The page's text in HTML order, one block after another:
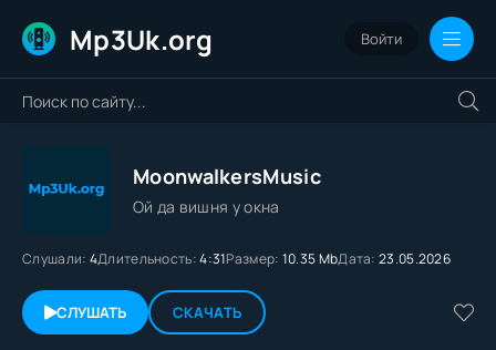
Mp3Uk.org Войти
MoonwalkersMusic
Ой да вишня у окна
Слушали: 4Длительность:4:31Размер: 10.35 MbДата: 23.05.2026
СЛУШАТЬ СКАЧАТЬ